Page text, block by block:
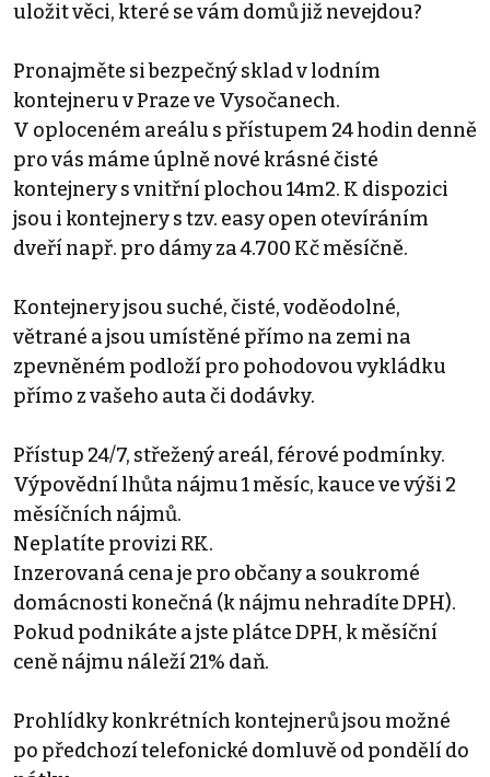
uložit věci, které se vám domů již nevejdou?
Pronajměte si bezpečný sklad v lodním
kontejneru v Praze ve Vysočanech.
V oploceném areálu s přístupem 24 hodin denně
pro vás máme úplně nové krásné čisté
kontejnery s vnitřní plochou 14m2. K dispozici
jsou i kontejnery s tzv. easy open otevíráním
dveří např. pro dámy za 4.700 Kč měsíčně.
Kontejnery jsou suché, čisté, voděodolné,
větrané a jsou umístěné přímo na zemi na
zpevněném podloží pro pohodovou vykládku
přímo z vašeho auta či dodávky.
Přístup 24/7, střežený areál, férové podmínky.
Výpovědní lhůta nájmu 1 měsíc, kauce ve výši 2
měsíčních nájmů.
Neplatíte provizi RK.
Inzerovaná cena je pro občany a soukromé
domácnosti konečná (k nájmu nehradíte DPH).
Pokud podnikáte a jste plátce DPH, k měsíční
ceně nájmu náleží 21% daň.
Prohlídky konkrétních kontejnerů jsou možné
po předchozí telefonické domluvě od pondělí do